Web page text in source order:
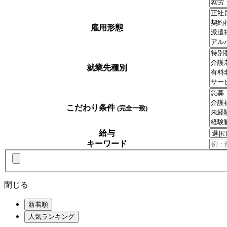
雇用形態
就業先種別
こだわり条件 (完全一致)
給与
キーワード
閉じる
新着順
人気ランキング